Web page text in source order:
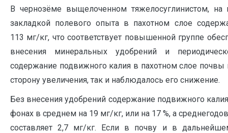
В чернозёме выщелоченном тяжелосуглинистом, на
закладкой полевого опыта в пахотном слое
113 мг/кг, что соответствует повышенной группе
внесения минеральных удобрений и
содержание подвижного калия в пахотном слое
сторону увеличения, так и наблюдалось его снижение.
Без внесения удобрений содержание подвижного
фонах в среднем на 19 мг/кг, или на 17 %, а
составляет 2,7 мг/кг. Если в почву и в